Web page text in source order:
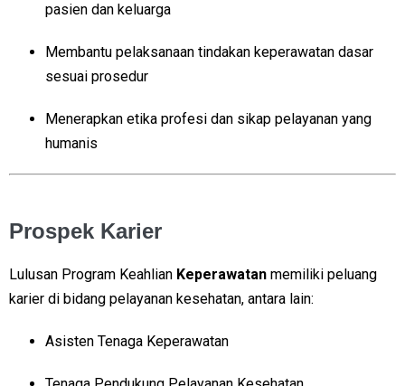
pasien dan keluarga
Membantu pelaksanaan tindakan keperawatan dasar
sesuai prosedur
Menerapkan etika profesi dan sikap pelayanan yang
humanis
Prospek Karier
Lulusan Program Keahlian Keperawatan memiliki peluang
karier di bidang pelayanan kesehatan, antara lain:
Asisten Tenaga Keperawatan